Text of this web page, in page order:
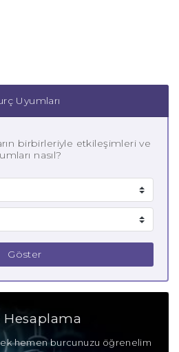
Uyumları
birbirleriyle etkileşimleri ve
nasıl?
Göster
hemen burcunuzu öğrenelim